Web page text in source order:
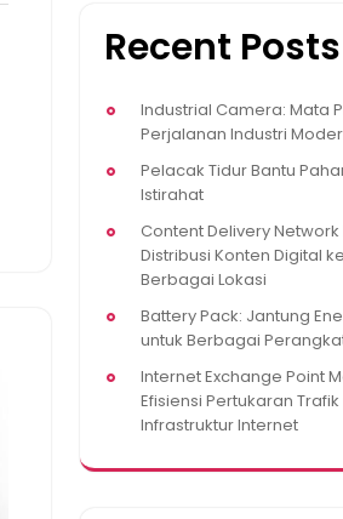
Recent Posts
Industrial Camera: Mata
Perjalanan Industri
Pelacak Tidur Bantu
Istirahat
Content Delivery
Distribusi Konten Digital
Berbagai Lokasi
Battery Pack: Jantung
untuk Berbagai
Internet Exchange Point
Efisiensi Pertukaran
Infrastruktur Internet